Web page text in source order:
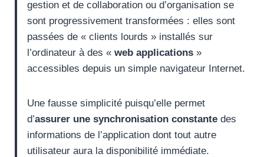
gestion et de collaboration ou d’organisation se
sont progressivement transformées : elles sont
passées de « clients lourds » installés sur
l’ordinateur à des « web applications»
accessibles depuis un simple navigateur Internet.
Une fausse simplicité puisqu’elle permet
d’assurer une synchronisation constantedes
informations de l’application dont tout autre
utilisateur aura la disponibilité immédiate.